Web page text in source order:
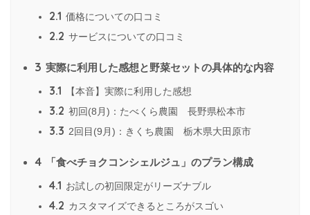
2.1 価格についての口コミ
2.2 サービスについての口コミ
3 実際に利用した感想と野菜セットの具体的な内容
3.1 【本音】実際に利用した感想
3.2 初回(8月)：たべくら農園 長野県松本市
3.3 2回目(9月)：きくち農園 栃木県大田原市
4 「食べチョクコンシェルジュ」のプラン構成
4.1 お試しの初回限定がリーズナブル
4.2 カスタマイズできるところがスゴい